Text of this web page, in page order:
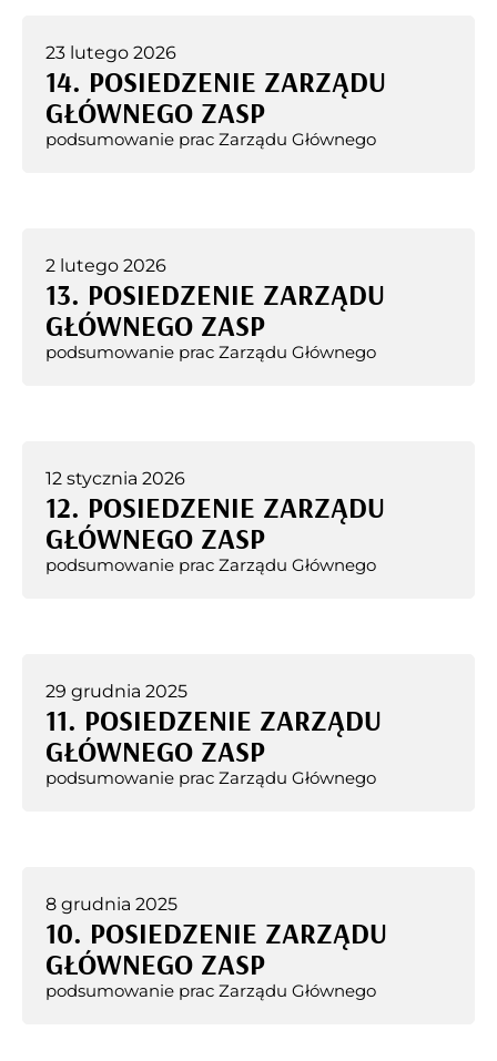
23 lutego 2026
14. POSIEDZENIE ZARZĄDU
GŁÓWNEGO ZASP
podsumowanie prac Zarządu Głównego
2 lutego 2026
13. POSIEDZENIE ZARZĄDU
GŁÓWNEGO ZASP
podsumowanie prac Zarządu Głównego
12 stycznia 2026
12. POSIEDZENIE ZARZĄDU
GŁÓWNEGO ZASP
podsumowanie prac Zarządu Głównego
29 grudnia 2025
11. POSIEDZENIE ZARZĄDU
GŁÓWNEGO ZASP
podsumowanie prac Zarządu Głównego
8 grudnia 2025
10. POSIEDZENIE ZARZĄDU
GŁÓWNEGO ZASP
podsumowanie prac Zarządu Głównego